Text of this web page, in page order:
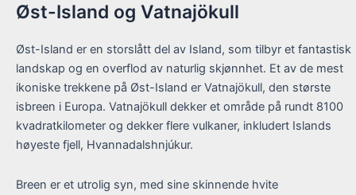
Øst-Island og Vatnajökull
Øst-Island er en storslått del av Island, som tilbyr et fantastisk
landskap og en overflod av naturlig skjønnhet. Et av de mest
ikoniske trekkene på Øst-Island er Vatnajökull, den største
isbreen i Europa. Vatnajökull dekker et område på rundt 8100
kvadratkilometer og dekker flere vulkaner, inkludert Islands
høyeste fjell, Hvannadalshnjúkur.
Breen er et utrolig syn, med sine skinnende hvite